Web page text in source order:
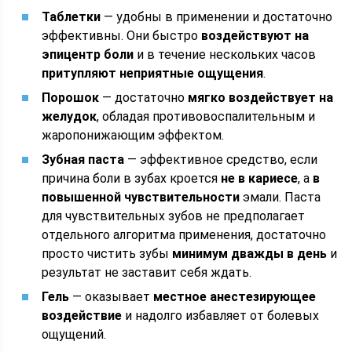
Таблетки — удобны в применении и достаточно
эффективны. Они быстро воздействуют на
эпицентр боли и в течение нескольких часов
притупляют неприятные ощущения.
Порошок — достаточно мягко воздействует на
желудок, обладая противовоспалительным и
жаропонижающим эффектом.
Зубная паста — эффективное средство, если
причина боли в зубах кроется не в кариесе, а в
повышенной чувствительности эмали. Паста
для чувствительных зубов не предполагает
отдельного алгоритма применения, достаточно
просто чистить зубы минимум дважды в день и
результат не заставит себя ждать.
Гель — оказывает местное анестезирующее
воздействие и надолго избавляет от болевых
ощущений.